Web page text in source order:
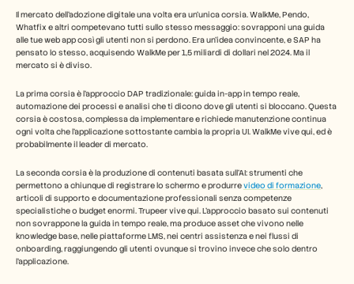
Il mercato dell'adozione digitale una volta era un'unica corsia. WalkMe, Pendo,
Whatfix e altri competevano tutti sullo stesso messaggio: sovrapponi una guida
alle tue web app così gli utenti non si perdono. Era un'idea convincente, e SAP ha
pensato lo stesso, acquisendo WalkMe per 1,5 miliardi di dollari nel 2024. Ma il
mercato si è diviso.
La prima corsia è l'approccio DAP tradizionale: guida in-app in tempo reale,
automazione dei processi e analisi che ti dicono dove gli utenti si bloccano. Questa
corsia è costosa, complessa da implementare e richiede manutenzione continua
ogni volta che l'applicazione sottostante cambia la propria UI. WalkMe vive qui, ed è
probabilmente il leader di mercato.
La seconda corsia è la produzione di contenuti basata sull'AI: strumenti che
permettono a chiunque di registrare lo schermo e produrre video di formazione,
articoli di supporto e documentazione professionali senza competenze
specialistiche o budget enormi. Trupeer vive qui. L'approccio basato sui contenuti
non sovrappone la guida in tempo reale, ma produce asset che vivono nelle
knowledge base, nelle piattaforme LMS, nei centri assistenza e nei flussi di
onboarding, raggiungendo gli utenti ovunque si trovino invece che solo dentro
l'applicazione.